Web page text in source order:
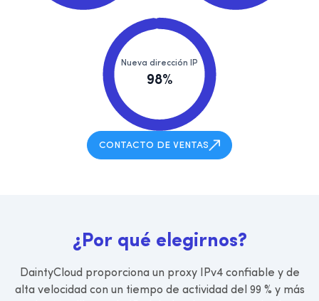
Nueva dirección IP
98%
CONTACTO DE VENTAS
¿Por qué elegirnos?
DaintyCloud proporciona un proxy IPv4 confiable y de
alta velocidad con un tiempo de actividad del 99 % y más